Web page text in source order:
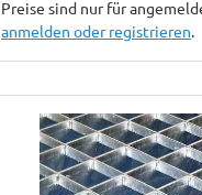
Preise sind nur für
anmelden oder registrieren.